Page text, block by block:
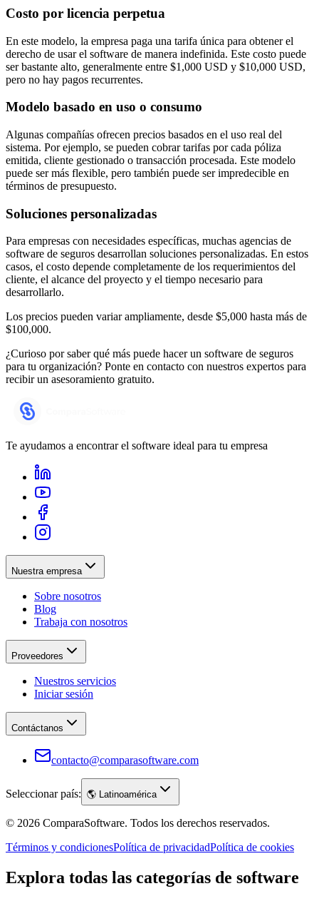
Costo por licencia perpetua
En este modelo, la empresa paga una tarifa única para obtener el
derecho de usar el software de manera indefinida. Este costo puede
ser bastante alto, generalmente entre $1,000 USD y $10,000 USD,
pero no hay pagos recurrentes.
Modelo basado en uso o consumo
Algunas compañías ofrecen precios basados en el uso real del
sistema. Por ejemplo, se pueden cobrar tarifas por cada póliza
emitida, cliente gestionado o transacción procesada. Este modelo
puede ser más flexible, pero también puede ser impredecible en
términos de presupuesto.
Soluciones personalizadas
Para empresas con necesidades específicas, muchas agencias de
software de seguros desarrollan soluciones personalizadas. En estos
casos, el costo depende completamente de los requerimientos del
cliente, el alcance del proyecto y el tiempo necesario para
desarrollarlo.
Los precios pueden variar ampliamente, desde $5,000 hasta más de
$100,000.
¿Curioso por saber qué más puede hacer un software de seguros
para tu organización? Ponte en contacto con nuestros expertos para
recibir un asesoramiento gratuito.
Te ayudamos a encontrar el software ideal para tu empresa
Nuestra empresa
Sobre nosotros
Blog
Trabaja con nosotros
Proveedores
Nuestros servicios
Iniciar sesión
Contáctanos
contacto@comparasoftware.com
Seleccionar país: 🌎 Latinoamérica
© 2026 ComparaSoftware. Todos los derechos reservados.
Términos y condicionesPolítica de privacidadPolítica de cookies
Explora todas las categorías de software